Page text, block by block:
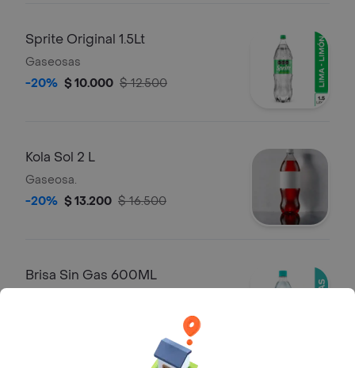
Sprite Original 1.5Lt
Gaseosas
-20% $ 10.000 $ 12.500
Kola Sol 2 L
Gaseosa.
-20% $ 13.200 $ 16.500
Brisa Sin Gas 600ML